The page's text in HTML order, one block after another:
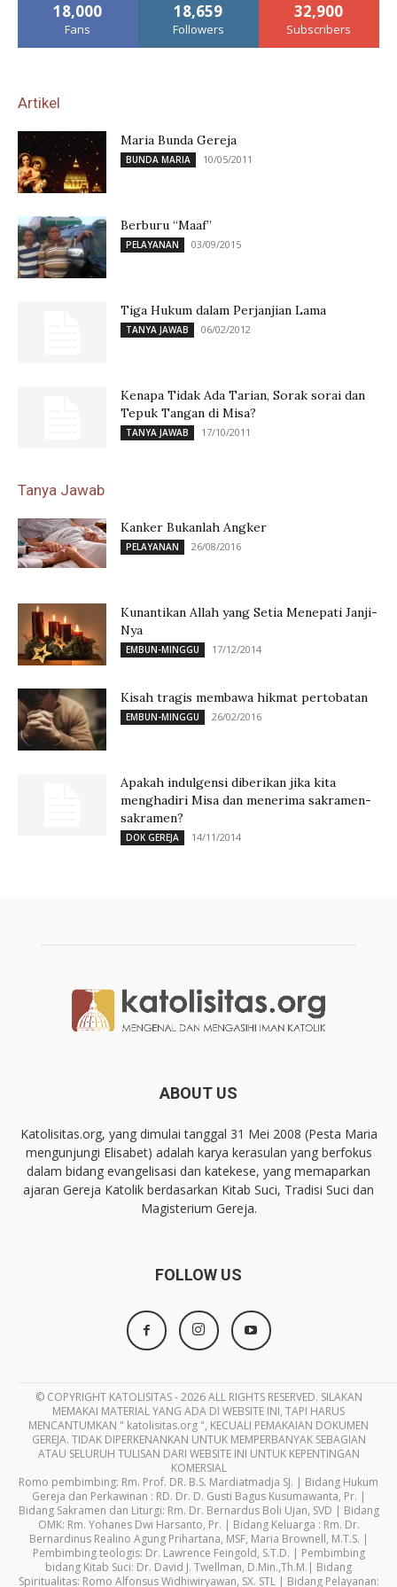
18,000
Fans
18,659
Followers
32,900
Subscribers
Artikel
Maria Bunda Gereja
BUNDA MARIA 10/05/2011
Berburu “Maaf”
PELAYANAN 03/09/2015
Tiga Hukum dalam Perjanjian Lama
TANYA JAWAB 06/02/2012
Kenapa Tidak Ada Tarian, Sorak sorai dan
Tepuk Tangan di Misa?
TANYA JAWAB 17/10/2011
Tanya Jawab
Kanker Bukanlah Angker
PELAYANAN 26/08/2016
Kunantikan Allah yang Setia Menepati Janji-
Nya
EMBUN-MINGGU 17/12/2014
Kisah tragis membawa hikmat pertobatan
EMBUN-MINGGU 26/02/2016
Apakah indulgensi diberikan jika kita
menghadiri Misa dan menerima sakramen-
sakramen?
DOK GEREJA 14/11/2014
ABOUT US
Katolisitas.org, yang dimulai tanggal 31 Mei 2008 (Pesta Maria
mengunjungi Elisabet) adalah karya kerasulan yang berfokus
dalam bidang evangelisasi dan katekese, yang memaparkan
ajaran Gereja Katolik berdasarkan Kitab Suci, Tradisi Suci dan
Magisterium Gereja.
FOLLOW US
© COPYRIGHT KATOLISITAS - 2026 ALL RIGHTS RESERVED. SILAKAN
MEMAKAI MATERIAL YANG ADA DI WEBSITE INI, TAPI HARUS
MENCANTUMKAN " katolisitas.org ", KECUALI PEMAKAIAN DOKUMEN
GEREJA. TIDAK DIPERKENANKAN UNTUK MEMPERBANYAK SEBAGIAN
ATAU SELURUH TULISAN DARI WEBSITE INI UNTUK KEPENTINGAN
KOMERSIAL
Romo pembimbing: Rm. Prof. DR. B.S. Mardiatmadja SJ. | Bidang Hukum
Gereja dan Perkawinan : RD. Dr. D. Gusti Bagus Kusumawanta, Pr. |
Bidang Sakramen dan Liturgi: Rm. Dr. Bernardus Boli Ujan, SVD | Bidang
OMK: Rm. Yohanes Dwi Harsanto, Pr. | Bidang Keluarga : Rm. Dr.
Bernardinus Realino Agung Prihartana, MSF, Maria Brownell, M.T.S. |
Pembimbing teologis: Dr. Lawrence Feingold, S.T.D. | Pembimbing
bidang Kitab Suci: Dr. David J. Twellman, D.Min.,Th.M.| Bidang
Spiritualitas: Romo Alfonsus Widhiwiryawan, SX. STL | Bidang Pelayanan: